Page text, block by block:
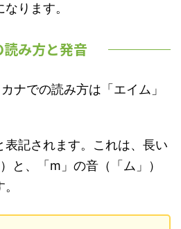
ります。
み方と発音
ナでの読み方は「エイム」
表記されます。これは、長い
と、「m」の音（「ム」）